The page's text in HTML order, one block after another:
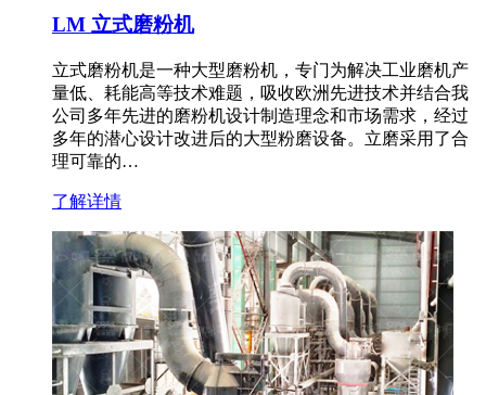
LM 立式磨粉机
立式磨粉机是一种大型磨粉机，专门为解决工业磨机产
量低、耗能高等技术难题，吸收欧洲先进技术并结合我
公司多年先进的磨粉机设计制造理念和市场需求，经过
多年的潜心设计改进后的大型粉磨设备。立磨采用了合
理可靠的…
了解详情